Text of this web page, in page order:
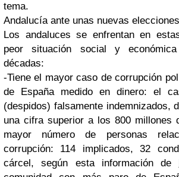
tema.
Andalucía ante unas nuevas
Los andaluces se enfrentan en
peor situación social y
décadas:
-Tiene el mayor caso de corrupción
de España medido en dinero: el
(despidos) falsamente indemnizados,
una cifra superior a los 800 millones
mayor número de personas
corrupción: 114 implicados, 32
cárcel, según esta información de